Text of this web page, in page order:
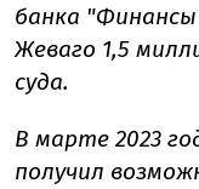
банка
Жеваго 1,5
суда.
В марте 2023
получил